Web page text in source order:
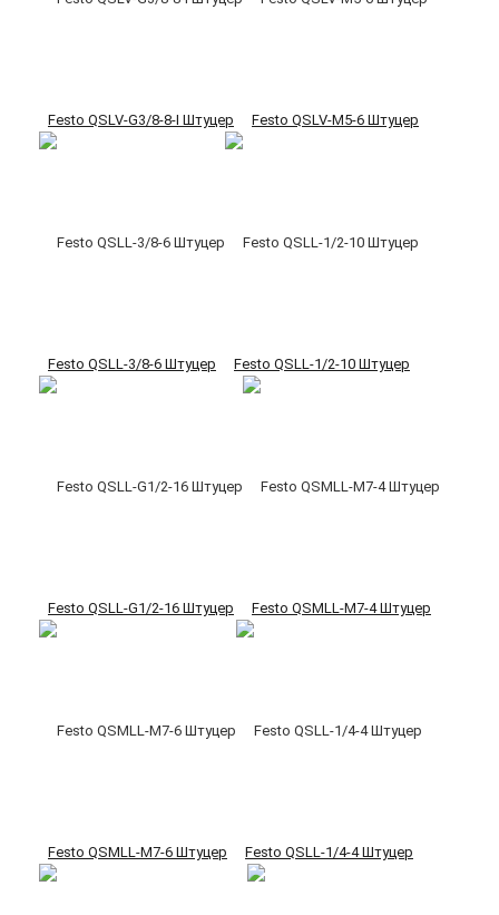
Festo QSLV-G3/8-8-I Штуцер Festo QSLV-M5-6 Штуцер
Festo QSLL-3/8-6 Штуцер Festo QSLL-1/2-10 Штуцер
Festo QSLL-G1/2-16 Штуцер Festo QSMLL-M7-4 Штуцер
Festo QSMLL-M7-6 Штуцер Festo QSLL-1/4-4 Штуцер